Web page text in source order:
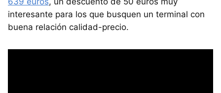
interesante para los que busquen un terminal con
buena relación calidad-precio.